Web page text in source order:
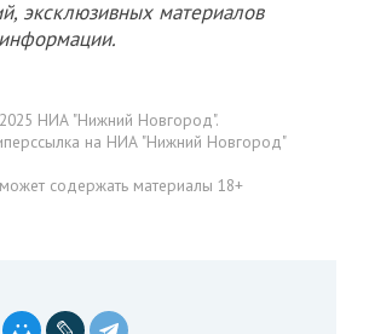
эксклюзивных материалов
НИА "Нижний Новгород".
на НИА "Нижний Новгород"
содержать материалы 18+